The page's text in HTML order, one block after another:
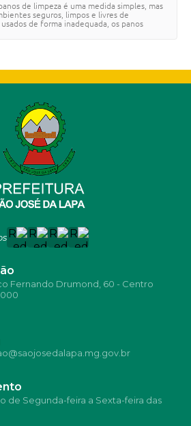
de limpeza é uma medida simples, mas
seguros, limpos e livres de
de forma inadequada, os panos
Fernando Drumond, 60 - Centro
de Segunda-feira a Sexta-feira das